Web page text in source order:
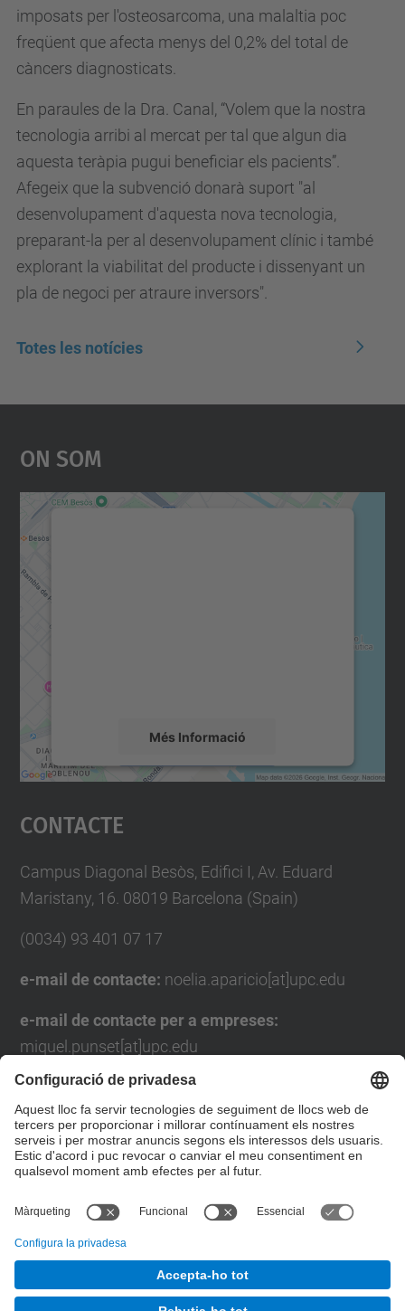
imposats per l'osteosarcoma, una malaltia poc
freqüent que afecta menys del 0,2% del total de
càncers diagnosticats.
En paraules de la Dra. Canal, “Volem que la nostra
tecnologia arribi al mercat per tal que algun dia
aquesta teràpia pugui beneficiar els pacients”.
Afegeix que la subvenció donarà suport "al
desenvolupament d'aquesta nova tecnologia,
preparant-la per al desenvolupament clínic i també
explorant la viabilitat del producte i dissenyant un
pla de negoci per atraure inversors".
Totes les notícies
On Som
Més Informació
Accepta
powered by
Contacte
Campus Diagonal Besòs, Edifici I, Av. Eduard
Maristany, 16. 08019 Barcelona (Spain)
(0034) 93 401 07 17
e-mail de contacte: noelia.aparicio[at]upc.edu
e-mail de contacte per a empreses:
miquel.punset[at]upc.edu
Formulari de contacte
Llista Xarxes Socials